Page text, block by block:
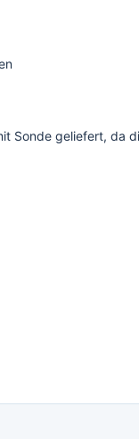
Sonde geliefert, da